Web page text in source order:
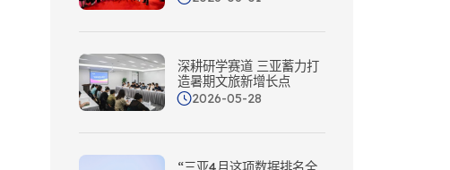
深耕研学赛道 三亚蓄力打
造暑期文旅新增长点
2026-05-28